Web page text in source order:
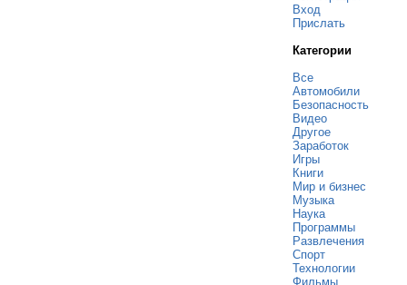
Вход
Прислать
Категории
Все
Автомобили
Безопасность
Видео
Другое
Заработок
Игры
Книги
Мир и бизнес
Музыка
Наука
Программы
Развлечения
Спорт
Технологии
Фильмы